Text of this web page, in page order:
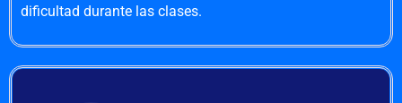
dificultad durante las clases.